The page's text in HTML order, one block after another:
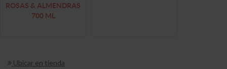
ROSAS & ALMENDRAS
700 ML
Ubicar en tienda